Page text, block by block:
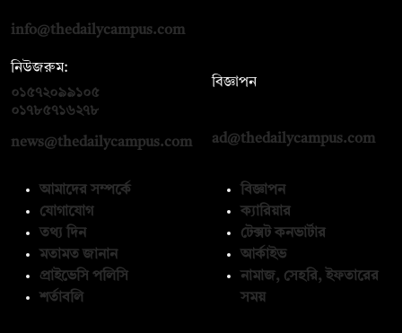
info@thedailycampus.com
নিউজরুম:
০১৫৭২০৯৯১০৫
০১৭৮৫৭১৬২৭৮
news@thedailycampus.com
বিজ্ঞাপন
ad@thedailycampus.com
আমাদের সম্পর্কে
যোগাযোগ
তথ্য দিন
মতামত জানান
প্রাইভেসি পলিসি
শর্তাবলি
বিজ্ঞাপন
ক্যারিয়ার
টেক্সট কনভার্টার
আর্কাইভ
নামাজ, সেহরি, ইফতারের
সময়